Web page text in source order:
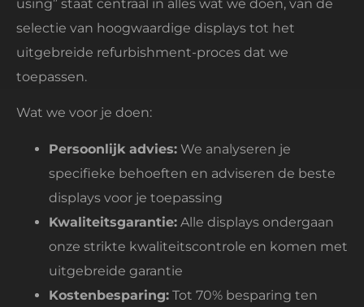
using” staat centraal in alles wat we doen, van de
selectie van hoogwaardige displays tot het
uitgebreide refurbishment-proces dat we
toepassen.
Wat we voor je doen:
Persoonlijk advies: We analyseren je
specifieke behoeften en adviseren de beste
displays voor je toepassing
Kwaliteitsgarantie: Alle displays ondergaan
onze strikte kwaliteitscontrole en komen met
uitgebreide garantie
Kostenbesparing: Tot 70% besparing ten